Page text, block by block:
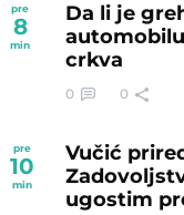
pre
8
min
Da li je
crkva
0 0
pre
10
min
Vučić
ugostim